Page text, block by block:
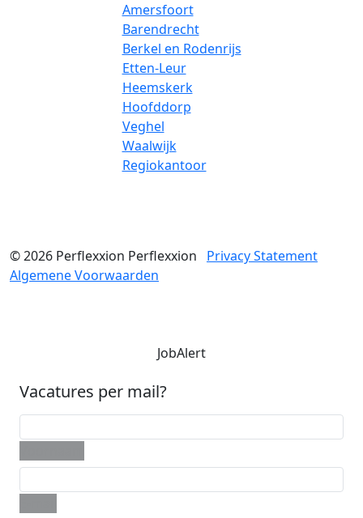
Amersfoort
Barendrecht
Berkel en Rodenrijs
Etten-Leur
Heemskerk
Hoofddorp
Veghel
Waalwijk
Regiokantoor
© 2026 Perflexxion Perflexxion
Privacy Statement
Algemene Voorwaarden
JobAlert
Vacatures per mail?